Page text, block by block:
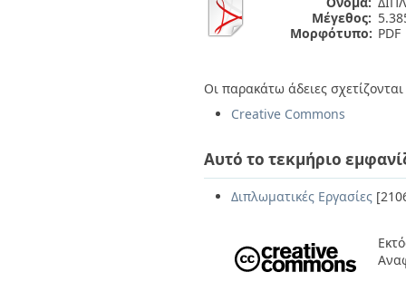
Μέγεθος:
Μορφότυπο: PDF
Οι παρακάτω άδειες
Creative Commons
Αυτό το τεκμήριο
Διπλωματικές Εργασίες